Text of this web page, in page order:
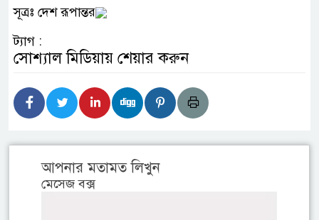
সূত্রঃ দেশ রূপান্তর
ট্যাগ :
সোশ্যাল মিডিয়ায় শেয়ার করুন
আপনার মতামত লিখুন
মেসেজ বক্স